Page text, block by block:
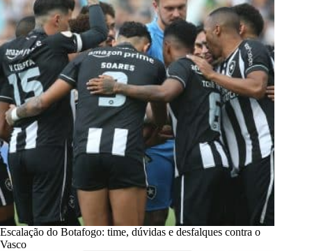
Escalação do Botafogo: time, dúvidas e desfalques contra o
Vasco